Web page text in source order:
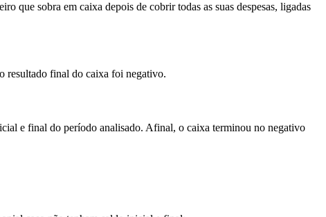
que sobra em caixa depois de cobrir todas as suas despesas, ligadas
resultado final do caixa foi negativo.
e final do período analisado. Afinal, o caixa terminou no negativo